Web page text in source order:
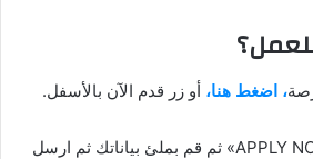
، اضغط هنا، أو زر قدم الآن بالأسفل.
٢- اضغط علي كلمة «APPLY NOW» ثم قم بملئ بياناتك ثم ارسل